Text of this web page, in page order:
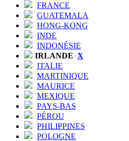
FRANCE
GUATEMALA
HONG-KONG
INDE
INDONÉSIE
IRLANDE X
ITALIE
MARTINIQUE
MAURICE
MEXIQUE
PAYS-BAS
PÉROU
PHILIPPINES
POLOGNE